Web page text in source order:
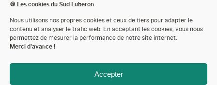
🍪 Les cookies du Sud Luberon
Nous utilisons nos propres cookies et ceux de tiers pour adapter le
contenu et analyser le trafic web. En acceptant les cookies, vous nous
permettez de mesurer la performance de notre site internet.
Merci d'avance !
Accepter
Mentions légales
Politique de confidentialité